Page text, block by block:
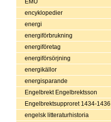
EMU
encyklopedier
energi
energiförbrukning
energiföretag
energiförsörjning
energikällor
energisparande
Engelbrekt Engelbrektsson
Engelbrektsupproret 1434-1436
engelsk litteraturhistoria